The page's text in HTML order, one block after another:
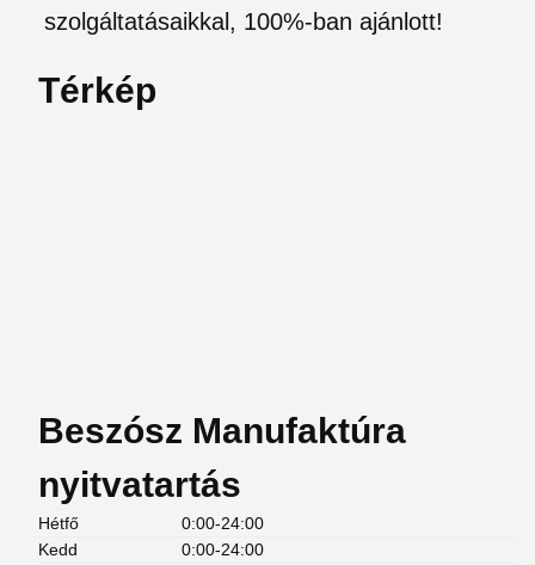
szolgáltatásaikkal, 100%-ban ajánlott!
Térkép
Beszósz Manufaktúra
nyitvatartás
Hétfő
0:00-24:00
Kedd
0:00-24:00